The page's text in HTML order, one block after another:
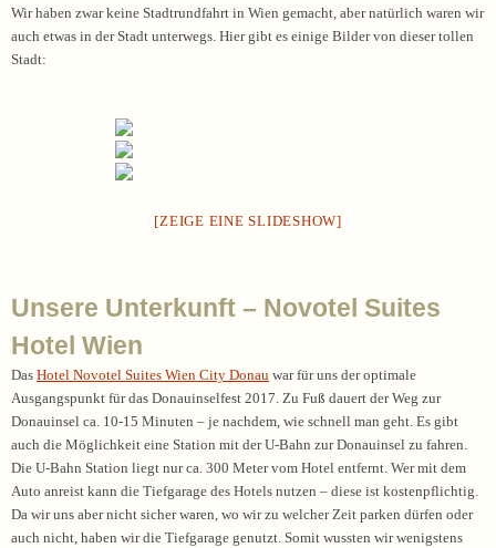
Wir haben zwar keine Stadtrundfahrt in Wien gemacht, aber natürlich waren wir
auch etwas in der Stadt unterwegs. Hier gibt es einige Bilder von dieser tollen
Stadt:
[ZEIGE EINE SLIDESHOW]
Unsere Unterkunft – Novotel Suites
Hotel Wien
Das Hotel Novotel Suites Wien City Donau war für uns der optimale
Ausgangspunkt für das Donauinselfest 2017. Zu Fuß dauert der Weg zur
Donauinsel ca. 10-15 Minuten – je nachdem, wie schnell man geht. Es gibt
auch die Möglichkeit eine Station mit der U-Bahn zur Donauinsel zu fahren.
Die U-Bahn Station liegt nur ca. 300 Meter vom Hotel entfernt. Wer mit dem
Auto anreist kann die Tiefgarage des Hotels nutzen – diese ist kostenpflichtig.
Da wir uns aber nicht sicher waren, wo wir zu welcher Zeit parken dürfen oder
auch nicht, haben wir die Tiefgarage genutzt. Somit wussten wir wenigstens